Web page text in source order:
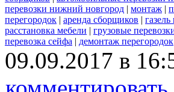
перевозки нижний новгород | монтаж |
перегородок | аренда сборщиков |
расстановка мебели | грузовые
перевозка сейфа | демонтаж перегородок
09.09.2017 в